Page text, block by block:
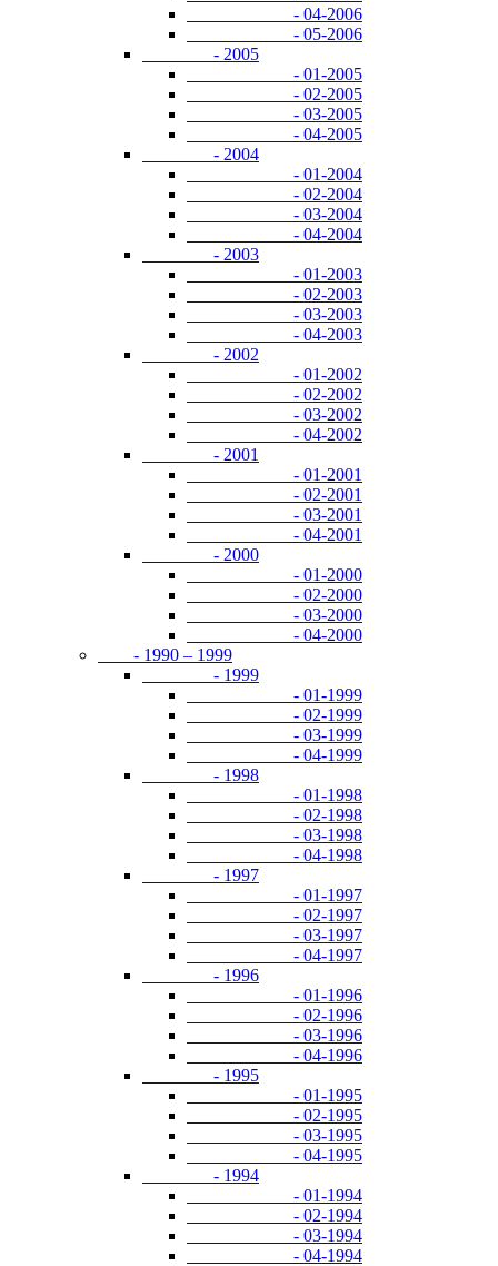
- 04-2006
- 05-2006
- 2005
- 01-2005
- 02-2005
- 03-2005
- 04-2005
- 2004
- 01-2004
- 02-2004
- 03-2004
- 04-2004
- 2003
- 01-2003
- 02-2003
- 03-2003
- 04-2003
- 2002
- 01-2002
- 02-2002
- 03-2002
- 04-2002
- 2001
- 01-2001
- 02-2001
- 03-2001
- 04-2001
- 2000
- 01-2000
- 02-2000
- 03-2000
- 04-2000
- 1990 – 1999
- 1999
- 01-1999
- 02-1999
- 03-1999
- 04-1999
- 1998
- 01-1998
- 02-1998
- 03-1998
- 04-1998
- 1997
- 01-1997
- 02-1997
- 03-1997
- 04-1997
- 1996
- 01-1996
- 02-1996
- 03-1996
- 04-1996
- 1995
- 01-1995
- 02-1995
- 03-1995
- 04-1995
- 1994
- 01-1994
- 02-1994
- 03-1994
- 04-1994